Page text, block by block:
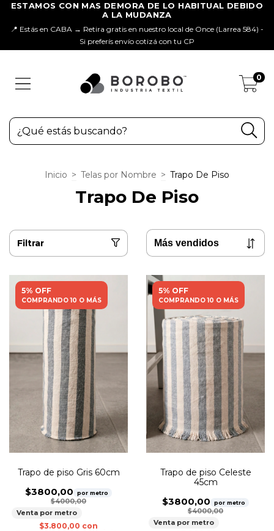
📍 Estás en CABA → Retira gratis en nuestro local de Once (Larrea 584) -
Si preferís envío cotizá con tu CP
0
Inicio > Telas por Nombre > Trapo De Piso
Trapo De Piso
Filtrar
5% OFF
COMPRANDO 10 O MÁS
Trapo de piso Gris 60cm
$3800,00 por metro
$4000,00
Venta por metro
$3.800,00 con
5% OFF
COMPRANDO 10 O MÁS
Trapo de piso Celeste
45cm
$3800,00 por metro
$4000,00
Venta por metro